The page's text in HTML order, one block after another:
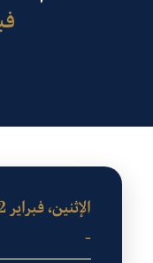
الإثنين، فبراير 2، 2026
-